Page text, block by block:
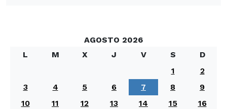
AGOSTO 2026
L
M X J V S
D
1
2
3
4 5 6 7 8
9
10
11 12 13 14 15
16